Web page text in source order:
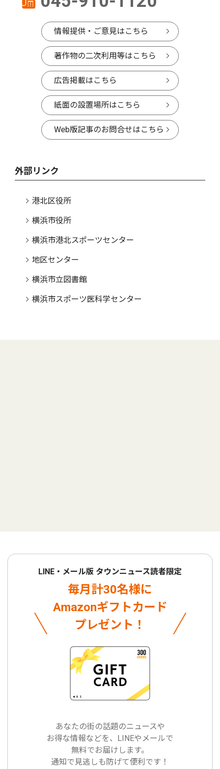
情報提供・ご意見はこちら
著作物の二次利用等はこちら
広告掲載はこちら
紙面の設置場所はこちら
Web版記事のお問合せはこちら
外部リンク
港北区役所
横浜市役所
横浜市港北スポーツセンター
地区センター
横浜市立図書館
横浜市スポーツ医科学センター
LINE・メール版 タウンニュース読者限定
毎月計30名様に
Amazonギフトカード
プレゼント！
あなたの街の話題のニュースや
お得な情報などを、LINEやメールで
無料でお届けします。
通知で見逃しも防げて便利です！